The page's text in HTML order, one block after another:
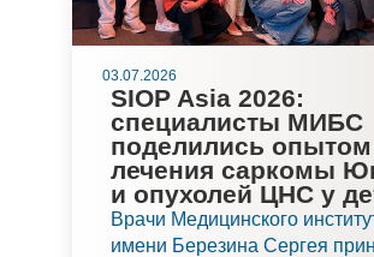
03.07.2026
SIOP Asia 2026:
специалисты МИБС
поделились опытом
лечения саркомы
и опухолей ЦНС у
Врачи Медицинского
имени Березина Сергея